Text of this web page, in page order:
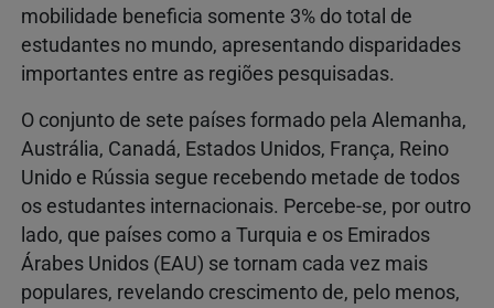
mobilidade beneficia somente 3% do total de
estudantes no mundo, apresentando disparidades
importantes entre as regiões pesquisadas.
O conjunto de sete países formado pela Alemanha,
Austrália, Canadá, Estados Unidos, França, Reino
Unido e Rússia segue recebendo metade de todos
os estudantes internacionais. Percebe-se, por outro
lado, que países como a Turquia e os Emirados
Árabes Unidos (EAU) se tornam cada vez mais
populares, revelando crescimento de, pelo menos,